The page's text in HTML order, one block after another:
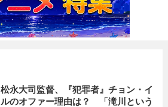
松永大司監督、『犯罪者』チョン・イ
ルのオファー理由は？ 「滝川という